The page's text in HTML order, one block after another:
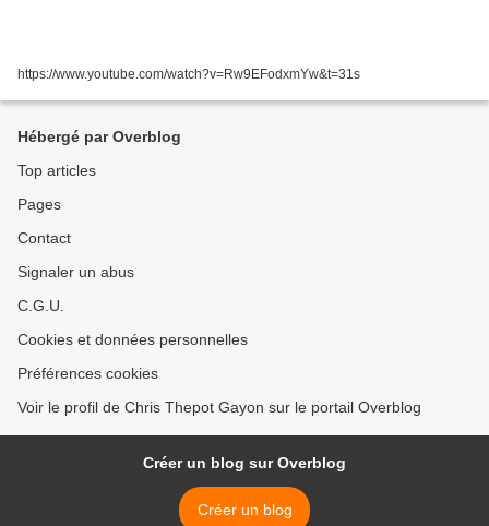
https://www.youtube.com/watch?v=Rw9EFodxmYw&t=31s
Hébergé par Overblog
Top articles
Pages
Contact
Signaler un abus
C.G.U.
Cookies et données personnelles
Préférences cookies
Voir le profil de Chris Thepot Gayon sur le portail Overblog
Créer un blog sur Overblog
Créer un blog